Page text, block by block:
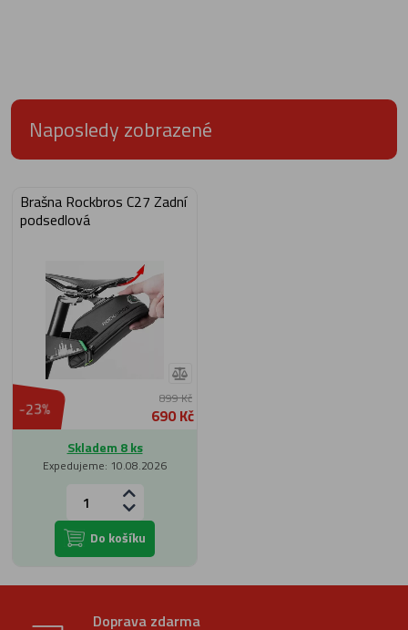
Naposledy zobrazené
Brašna Rockbros C27 Zadní
podsedlová
-23% 899 Kč
690 Kč
Skladem 8 ks
Expedujeme: 10.08.2026
Do košíku
Doprava zdarma